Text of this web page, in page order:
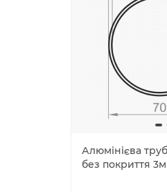
Алюмінієва
без покриття 3м